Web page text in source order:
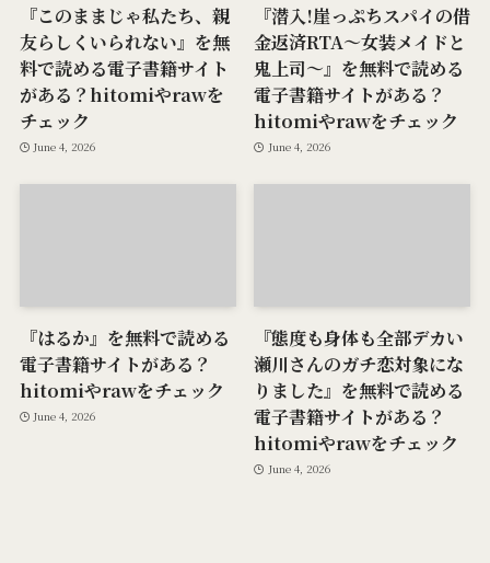
『このままじゃ私たち、親
友らしくいられない』を無
料で読める電子書籍サイト
がある？hitomiやrawを
チェック
June 4, 2026
『潜入!崖っぷちスパイの借
金返済RTA～女装メイドと
鬼上司～』を無料で読める
電子書籍サイトがある？
hitomiやrawをチェック
June 4, 2026
『はるか』を無料で読める
電子書籍サイトがある？
hitomiやrawをチェック
June 4, 2026
『態度も身体も全部デカい
瀬川さんのガチ恋対象にな
りました』を無料で読める
電子書籍サイトがある？
hitomiやrawをチェック
June 4, 2026